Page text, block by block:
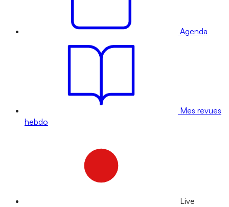
Agenda
Mes revues
hebdo
Live